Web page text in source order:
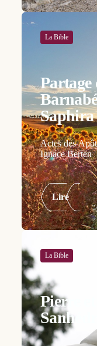
La Bible
Partage
Saphira
Actes des
Ignace Berten
Lire
La Bible
Pierre et